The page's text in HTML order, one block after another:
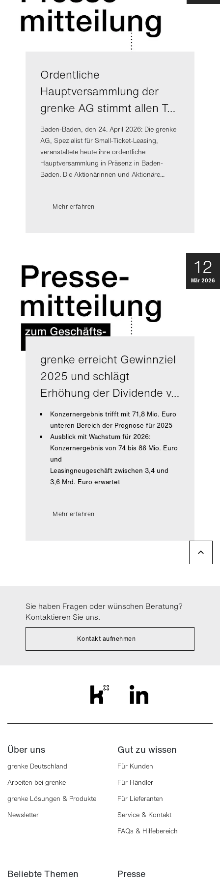
Ordentliche
Hauptversammlung der
grenke AG stimmt allen T…
Baden-Baden, den 24. April 2026: Die grenke
AG, Spezialist für Small-Ticket-Leasing,
veranstaltete heute ihre ordentliche
Hauptversammlung in Präsenz in Baden-
Baden. Die Aktionärinnen und Aktionäre...
Mehr erfahren
12
Mär 2026
grenke erreicht Gewinnziel
2025 und schlägt
Erhöhung der Dividende v…
Konzernergebnis trifft mit 71,8 Mio. Euro
unteren Bereich der Prognose für 2025
Ausblick mit Wachstum für 2026:
Konzernergebnis von 74 bis 86 Mio. Euro
und
Leasingneugeschäft zwischen 3,4 und
3,6 Mrd. Euro erwartet
Mehr erfahren
Sie haben Fragen oder wünschen Beratung?
Kontaktieren Sie uns.
Kontakt aufnehmen
Über uns
grenke Deutschland
Arbeiten bei grenke
grenke Lösungen & Produkte
Newsletter
Gut zu wissen
Für Kunden
Für Händler
Für Lieferanten
Service & Kontakt
FAQs & Hilfebereich
Beliebte Themen Presse